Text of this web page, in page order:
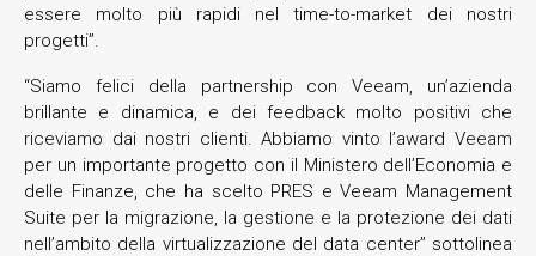
essere molto più rapidi nel time-to-market dei nostri
progetti”.
“Siamo felici della partnership con Veeam, un’azienda
brillante e dinamica, e dei feedback molto positivi che
riceviamo dai nostri clienti. Abbiamo vinto l’award Veeam
per un importante progetto con il Ministero dell’Economia e
delle Finanze, che ha scelto PRES e Veeam Management
Suite per la migrazione, la gestione e la protezione dei dati
nell’ambito della virtualizzazione del data center” sottolinea